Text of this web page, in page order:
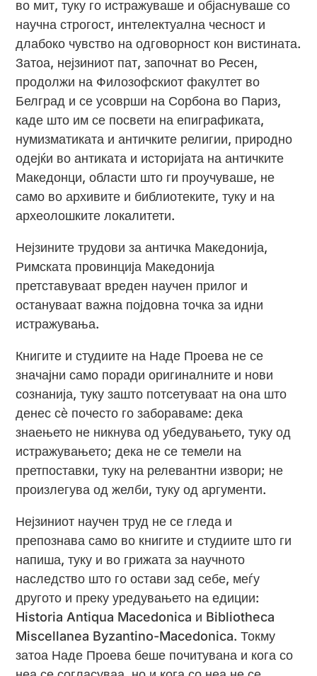
во мит, туку го истражуваше и објаснуваше со
научна строгост, интелектуална чесност и
длабоко чувство на одговорност кон вистината.
Затоа, нејзиниот пат, започнат во Ресен,
продолжи на Филозофскиот факултет во
Белград и се усоврши на Сорбона во Париз,
каде што им се посвети на епиграфиката,
нумизматиката и античките религии, природно
одејќи во антиката и историјата на античките
Македонци, области што ги проучуваше, не
само во архивите и библиотеките, туку и на
археолошките локалитети.
Нејзините трудови за античка Македонија,
Римската провинција Македонија
претставуваат вреден научен прилог и
остануваат важна појдовна точка за идни
истражувања.
Книгите и студиите на Наде Проева не се
значајни само поради оригиналните и нови
сознанија, туку зашто потсетуваат на она што
денес сѐ почесто го забораваме: дека
знаењето не никнува од убедувањето, туку од
истражувањето; дека не се темели на
претпоставки, туку на релевантни извори; не
произлегува од желби, туку од аргументи.
Нејзиниот научен труд не се гледа и
препознава само во книгите и студиите што ги
напиша, туку и во грижата за научното
наследство што го остави зад себе, меѓу
другото и преку уредувањето на едиции:
Historia Antiqua Macedonica и Bibliotheca
Miscellanea Byzantino-Macedonica. Токму
затоа Наде Проева беше почитувана и кога со